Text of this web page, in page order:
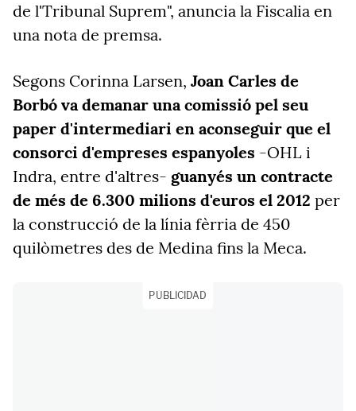
de l'Tribunal Suprem", anuncia la Fiscalia en
una nota de premsa.
Segons Corinna Larsen, Joan Carles de
Borbó va demanar una comissió pel seu
paper d'intermediari en aconseguir que el
consorci d'empreses espanyoles -OHL i
Indra, entre d'altres- guanyés un contracte
de més de 6.300 milions d'euros el 2012 per
la construcció de la línia fèrria de 450
quilòmetres des de Medina fins la Meca.
PUBLICIDAD